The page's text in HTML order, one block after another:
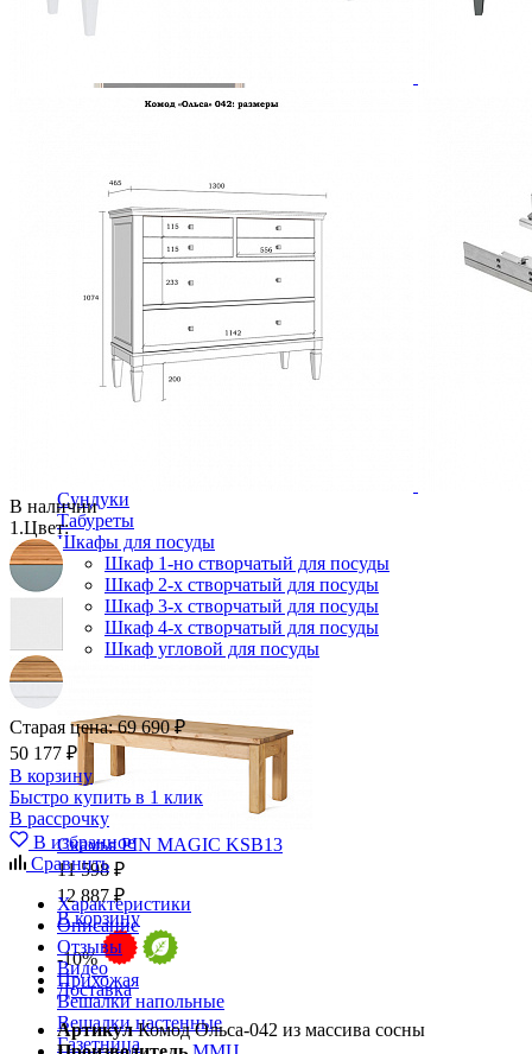
53 220 ₽
В корзину
Столовая
Буфеты и бары
Комоды для кухни
Лавки и скамьи
Полки и ящики
Столы кофейные и чайные
Столы обеденные
Столы квадратные из массива
Столы круглые из массива
Сундуки
Табуреты
Шкафы для посуды
Шкаф 1-но створчатый для посуды
Шкаф 2-х створчатый для посуды
Шкаф 3-х створчатый для посуды
Шкаф 4-х створчатый для посуды
Шкаф угловой для посуды
Скамья PIN MAGIC KSB13
11 598 ₽
12 887 ₽
В корзину
-10%
Прихожая
Вешалки напольные
Вешалки настенные
Газетница
В наличии
1.Цвет:
Старая цена:69 690 ₽
50 177 ₽
В корзину
Быстро купить в 1 клик
В рассрочку
В избранное
Сравнить
Характеристики
Описание
Отзывы
Видео
Доставка
Артикул Комод Ольса-042 из массива сосны